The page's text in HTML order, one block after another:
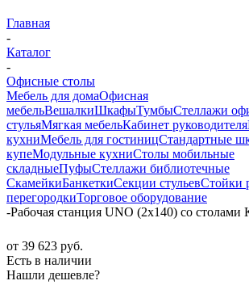
Главная
-
Каталог
-
Офисные столы
Мебель для домаОфисная
мебельВешалкиШкафыТумбыСтеллажи
стульяМягкая мебельКабинет руководителя
кухниМебель для гостиницСтандартные
купеМодульные кухниСтолы мобильные
складныеПуфыСтеллажи библиотечные
СкамейкиБанкеткиСекции стульевСтойки
перегородкиТорговое оборудование
-Рабочая станция UNO (2х140) со столами
от 39 623 руб.
Есть в наличии
Нашли дешевле?